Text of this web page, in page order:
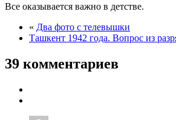
Все оказывается важно в детстве.
« Два фото с телевышки
Ташкент 1942 года. Вопрос из
39 комментариев